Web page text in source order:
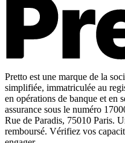
Pretto est une marque de la
simplifiée, immatriculée au
en opérations de banque et en
assurance sous le numéro
Rue de Paradis, 75010 Paris.
remboursé. Vérifiez vos